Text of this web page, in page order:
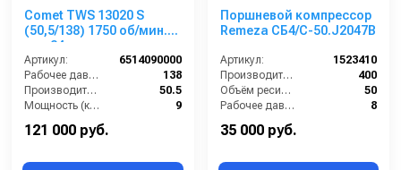
Comet TWS 13020 S
(50,5/138) 1750 об/мин.
вал 24мм
Артикул:
6514090000
Рабочее давление (бар):
138
Производительность (л/мин):
50.5
Мощность (кВт):
9
121 000 руб.
Поршневой компрессор
Remeza СБ4/С-50.J2047B
Артикул:
1523410
Производительность (л/мин):
400
Объём ресивера (л):
50
Рабочее давление (бар):
8
35 000 руб.